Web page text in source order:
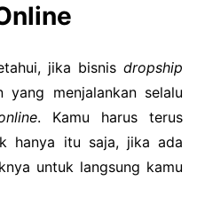
jika bisnis dropship
yang menjalankan selalu
. Kamu harus terus
hanya itu saja, jika ada
untuk langsung kamu